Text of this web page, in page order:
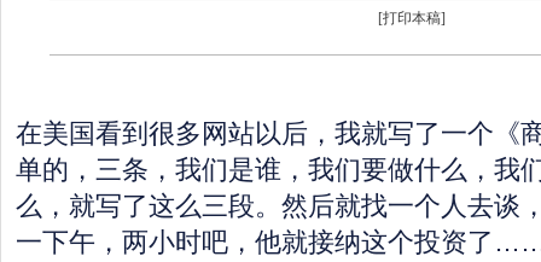
[打印本稿]
在美国看到很多网站以后，我就写了一个《
单的，三条，我们是谁，我们要做什么，我
么，就写了这么三段。然后就找一个人去谈
一下午，两小时吧，他就接纳这个投资了